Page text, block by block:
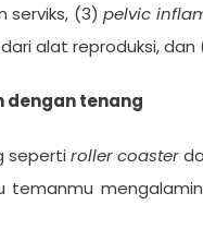
serviks, (3)pelvic i
alat reproduksi,
dengan tenang
seperti roller coaster
temanmu